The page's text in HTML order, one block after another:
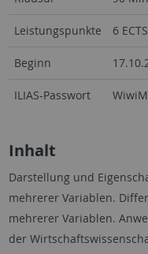
Leistungspunkte 6 ECTS
Beginn
ILIAS-Passwort
Inhalt
Darstellung und
mehrerer Variablen.
mehrerer Variablen.
der